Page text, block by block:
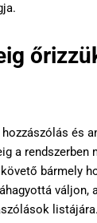
és
a rendszerben
bármely
váljon,
listájára.